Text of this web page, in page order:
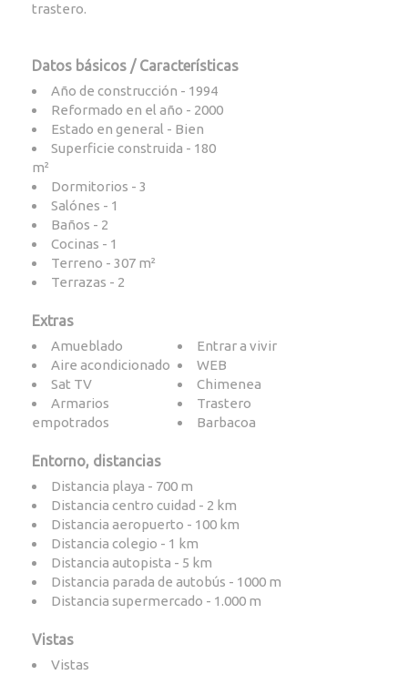
trastero.
Datos básicos / Características
Año de construcción - 1994
Reformado en el año - 2000
Estado en general - Bien
Superficie construida - 180
m²
Dormitorios - 3
Salónes - 1
Baños - 2
Cocinas - 1
Terreno - 307 m²
Terrazas - 2
Extras
Amueblado
Entrar a vivir
Aire acondicionado
WEB
Sat TV
Chimenea
Armarios
empotrados
Trastero
Barbacoa
Entorno, distancias
Distancia playa - 700 m
Distancia centro cuidad - 2 km
Distancia aeropuerto - 100 km
Distancia colegio - 1 km
Distancia autopista - 5 km
Distancia parada de autobús - 1000 m
Distancia supermercado - 1.000 m
Vistas
Vistas